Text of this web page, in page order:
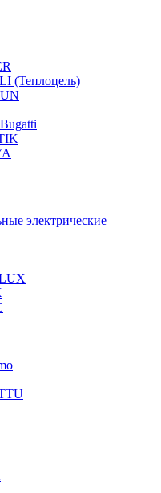
(Теплоцель)
электрические